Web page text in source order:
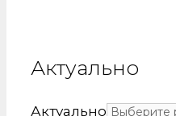
Актуально
Актуально